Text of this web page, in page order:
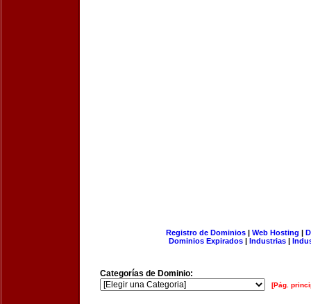
Registro de Dominios| Web Hosting |
Dominios Expirados | Industrias |
Categorías de Dominio:
[Pág.